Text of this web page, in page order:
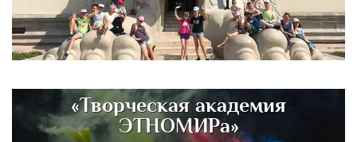
«Творческая академия
ЭТНОМИРа»